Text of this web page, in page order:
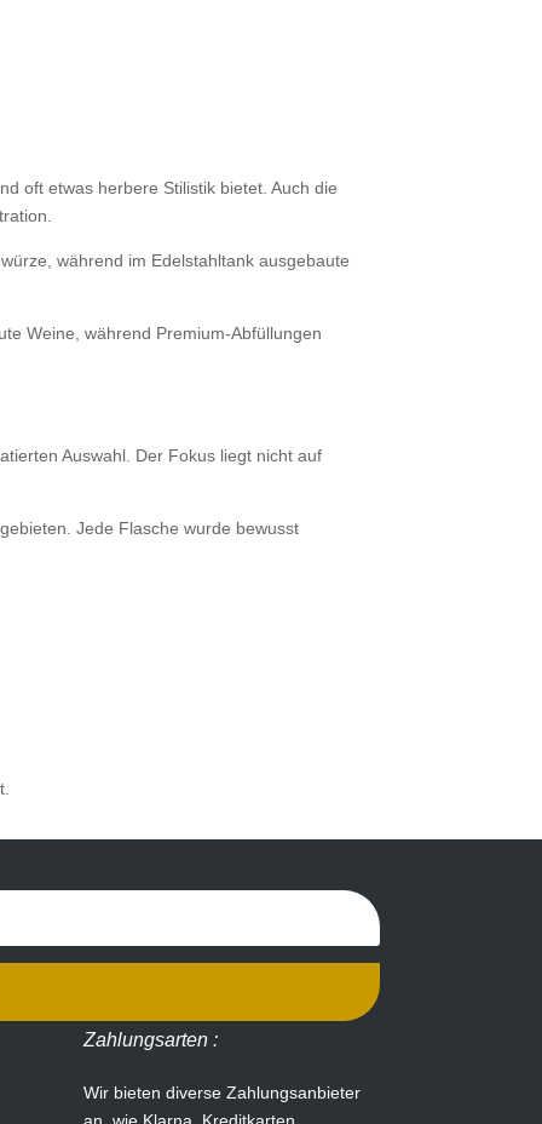
oft etwas herbere Stilistik bietet. Auch die
während im Edelstahltank ausgebaute
Weine, während Premium-Abfüllungen
Auswahl. Der Fokus liegt nicht auf
Jede Flasche wurde bewusst
Zahlungsarten :
Wir bieten diverse Zahlungsanbieter